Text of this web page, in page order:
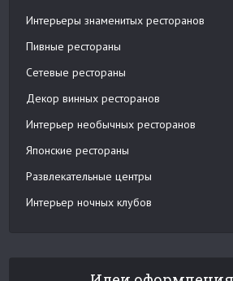
Интерьеры знаменитых ресторанов
Пивные рестораны
Сетевые рестораны
Декор винных ресторанов
Интерьер необычных ресторанов
Японские рестораны
Развлекательные центры
Интерьер ночных клубов